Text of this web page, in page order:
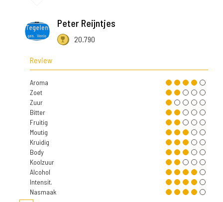
Peter Reijntjes
20.790
Review
Aroma
Zoet
Zuur
Bitter
Fruitig
Moutig
Kruidig
Body
Koolzuur
Alcohol
Intensit.
Nasmaak